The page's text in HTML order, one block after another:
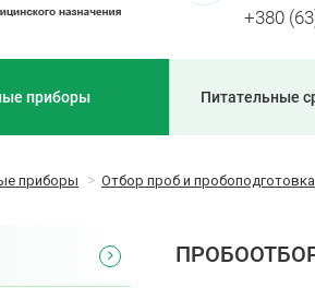
+380
приборы Питательные
приборы Отбор проб и пробоподготовка